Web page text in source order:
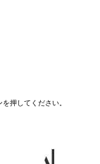
押してください。